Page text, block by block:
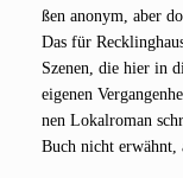
ßen anonym, aber
Das für
Sze­nen, die hier in
eige­nen
nen Lokal­ro­man
Buch nicht erwähnt,